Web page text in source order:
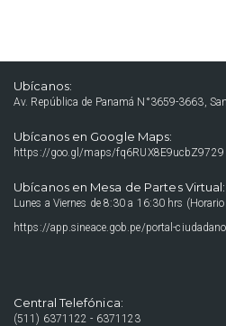
Ubícanos:
Av. República de Panamá N°3659-3663,
Ubícanos en Google Maps:
https://goo.gl/maps/fq6RUX8E9ucbZ9729
Ubícanos en Mesa de Partes Virtual:
Lunes a Viernes de 8:30 a 16:30 hrs
https://app.sineace.gob.pe/portal-
Central Telefónica:
(511) 6371122 - 6371123